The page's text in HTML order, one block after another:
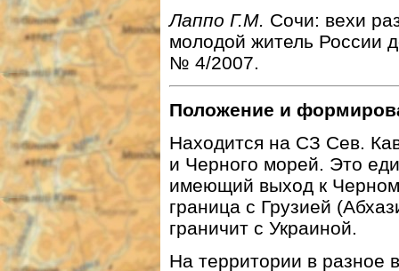
Лаппо Г.М. Сочи: вехи
молодой житель России
№ 4/2007.
Положение и
Находится на СЗ Сев.
и Черного морей. Это
имеющий выход к
граница с Грузией
граничит с Украиной.
На территории в разное